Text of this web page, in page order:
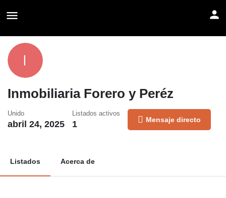
Inmobiliaria Forero y Peréz
Unido
abril 24, 2025
Listados activos
1 Mensaje directo
Listados Acerca de